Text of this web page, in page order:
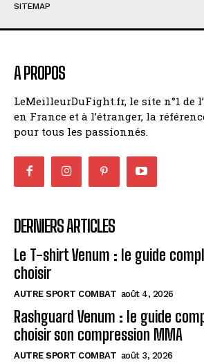
SITEMAP
A PROPOS
LeMeilleurDuFight.fr, le site n°1 de
en France et à l’étranger, la
pour tous les passionnés.
DERNIERS ARTICLES
Le T-shirt Venum : le guide
choisir
AUTRE SPORT COMBAT août 4, 2026
Rashguard Venum : le guide
choisir son compression MMA
AUTRE SPORT COMBAT août 3, 2026